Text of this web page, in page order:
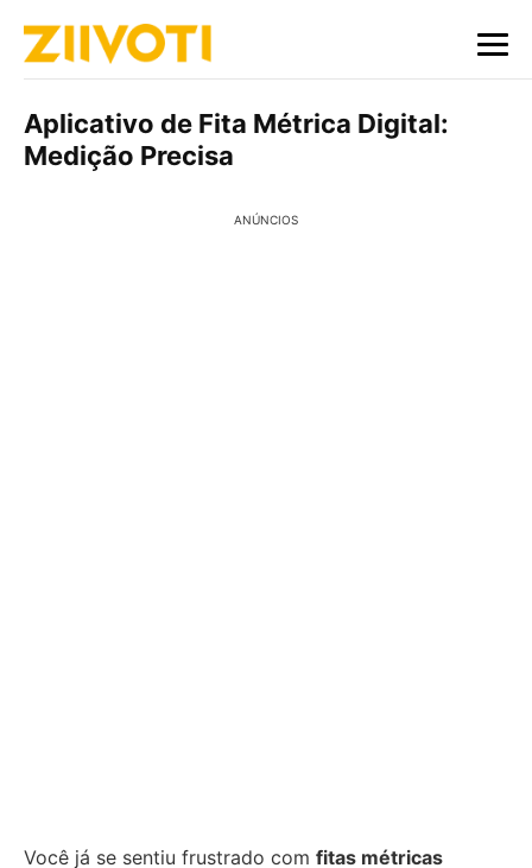
Aplicativo de Fita Métrica Digital:
Medição Precisa
ANÚNCIOS
Você já se sentiu frustrado com fitas métricas